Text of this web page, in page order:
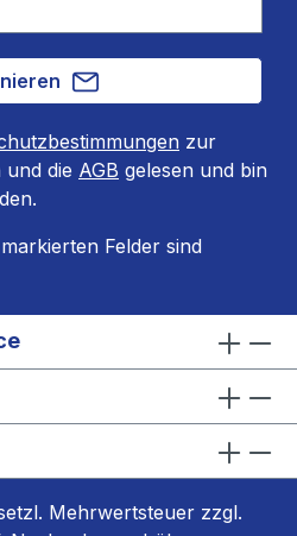
zur
und die AGB gelesen und bin
Felder sind
Mehrwertsteuer zzgl.